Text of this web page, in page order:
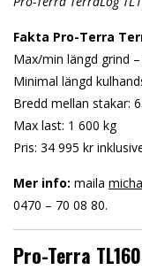
Fakta Pro-Terra
Max/min längd grind
Minimal längd
Bredd mellan stakar:
Max last: 1 600 kg
Pris: 34 995 kr
Mer info: maila
0470 – 70 08 80.
Pro-Terra